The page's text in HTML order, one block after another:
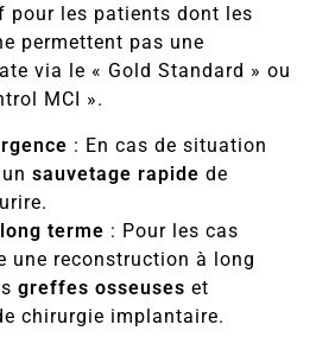
pour les patients dont les
permettent pas une
via le « Gold Standard » ou
MCI ».
: En cas de situation
sauvetage rapide de
terme : Pour les cas
une reconstruction à long
greffes osseuses et
chirurgie implantaire.